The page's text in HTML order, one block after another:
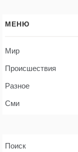
МЕНЮ
Мир
Происшествия
Разное
Сми
Поиск